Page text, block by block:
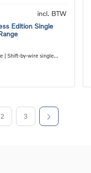
incl. BTW
Edition Single
| Shift-by-wire single
2 3